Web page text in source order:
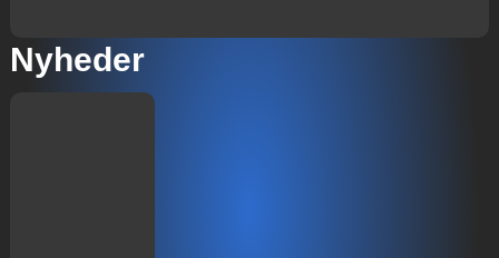
Nyheder